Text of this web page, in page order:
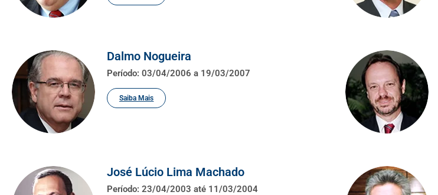
Dalmo Nogueira
Período: 03/04/2006 a 19/03/2007
Saiba Mais
José Lúcio Lima Machado
Período: 23/04/2003 até 11/03/2004